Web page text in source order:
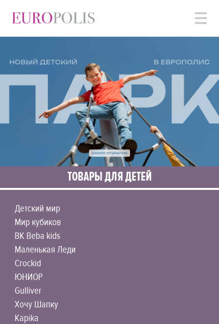
ТОВАРЫ ДЛЯ ДЕТЕЙ
Детский мир
Мир кубиков
BK Beba kids
Маленькая Леди
Crockid
ЮНИОР
Gulliver
Хочу Шапку
Kapika